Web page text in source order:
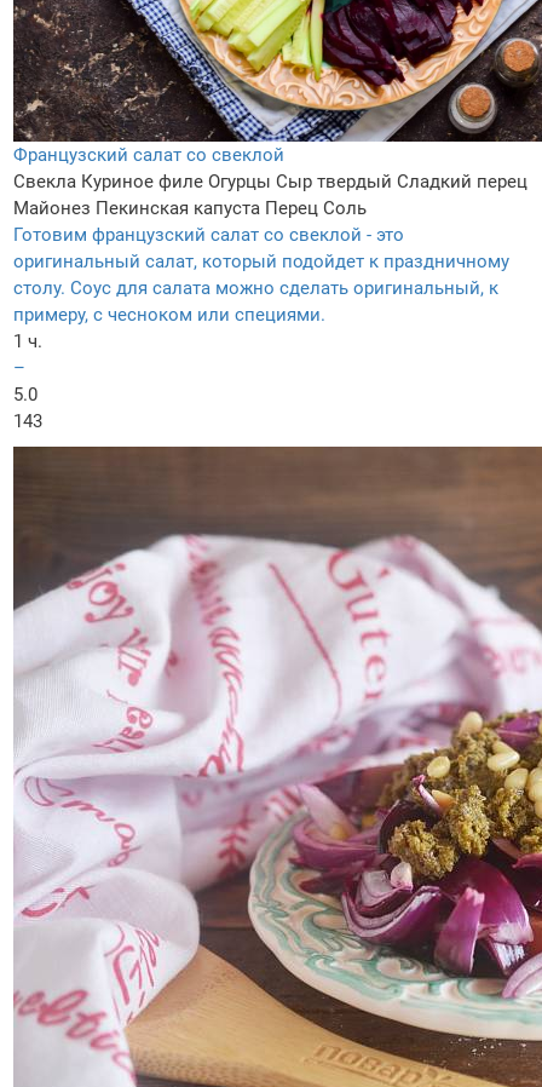
Французский салат со свеклой
Свекла Куриное филе Огурцы Сыр твердый Сладкий перец
Майонез Пекинская капуста Перец Соль
Готовим французский салат со свеклой - это
оригинальный салат, который подойдет к праздничному
столу. Соус для салата можно сделать оригинальный, к
примеру, с чесноком или специями.
1 ч.
–
5.0
143